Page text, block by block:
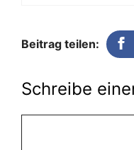
Beitrag teilen:
Schreibe